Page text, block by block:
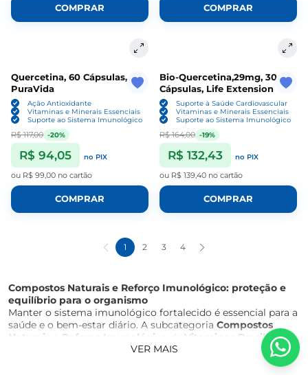
COMPRAR COMPRAR
Quercetina, 60 Cápsulas,
PuraVida
Ação Antioxidante
Vitaminas e Minerais Essenciais
Suporte ao Sistema Imunológico
R$ 117,00 -20%
R$ 94,05 no PIX
ou R$ 99,00 no cartão
COMPRAR
Bio-Quercetina,29mg, 30
Cápsulas, Life Extension
Suporte à Saúde Cardiovascular
Vitaminas e Minerais Essenciais
Suporte ao Sistema Imunológico
R$ 164,00 -19%
R$ 132,43 no PIX
ou R$ 139,40 no cartão
COMPRAR
1 2 3 4
Compostos Naturais e Reforço Imunológico: proteção e
equilíbrio para o organismo
Manter o sistema imunológico fortalecido é essencial para a
saúde e o bem-estar diário. A subcategoria Compostos
Naturais e Reforço Imunológico
da Vitaminas Brasilreúne
suplementos que atuam de forma complementar na
proteção do organismo, combate aos radicais livres e
VER MAIS